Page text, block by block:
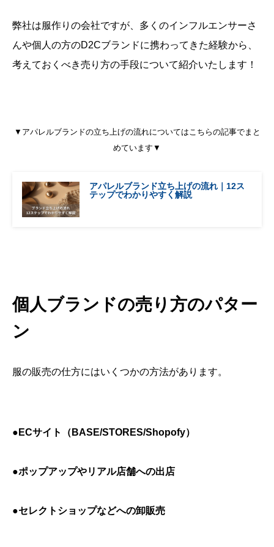
弊社は服作りの会社ですが、多くのインフルエンサーさ
んや個人の方のD2Cブランドに携わってきた経験から、
考えておくべき売り方の手段について紹介いたします！
▼アパレルブランドの立ち上げの流れについてはこちらの記事でまと
めています▼
アパレルブランド立ち上げの流れ｜12ス
テップでわかりやすく解説
個人ブランドの売り方のパター
ン
服の販売の仕方にはいくつかの方法があります。
●ECサイト（BASE/STORES/Shopofy）
●ポップアップやリアル店舗への出店
●セレクトショップなどへの卸販売